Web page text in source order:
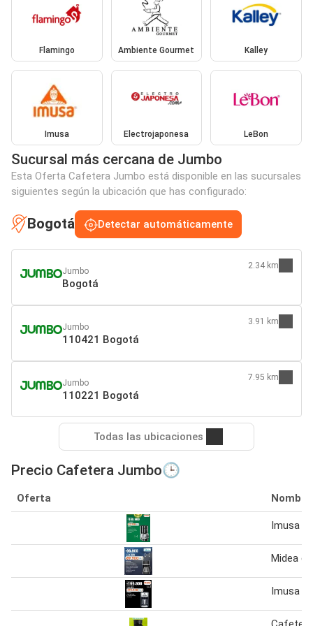
Flamingo Ambiente Gourmet Kalley
Imusa Electrojaponesa LeBon
Sucursal más cercana de Jumbo
Esta Oferta Cafetera Jumbo está disponible en las sucursales
siguientes según la ubicación que has configurado:
Bogotá Detectar automáticamente
Jumbo
Bogotá
2.34 km
Jumbo
110421 Bogotá
3.91 km
Jumbo
110221 Bogotá
7.95 km
Todas las ubicaciones
Precio Cafetera Jumbo🕒
Oferta Nombre
Imusa
Midea
Imusa